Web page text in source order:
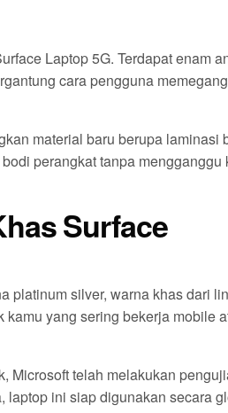
Laptop 5G. Terdapat enam
cara pengguna
material baru berupa laminasi
perangkat tanpa mengganggu
Surface
platinum silver, warna khas dari
yang sering bekerja mobile
Microsoft telah melakukan
ini siap digunakan secara